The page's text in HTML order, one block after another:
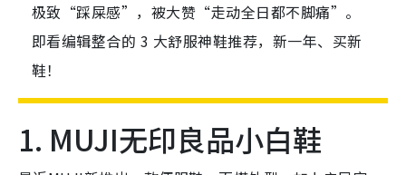
极致“踩屎感”，被大赞“走动全日都不脚痛”。
即看编辑整合的 3 大舒服神鞋推荐，新一年、买新
鞋！
1. MUJI无印良品小白鞋